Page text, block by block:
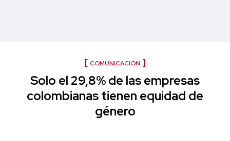
COMUNICACIÓN
Solo el 29,8% de las empresas
colombianas tienen equidad de
género